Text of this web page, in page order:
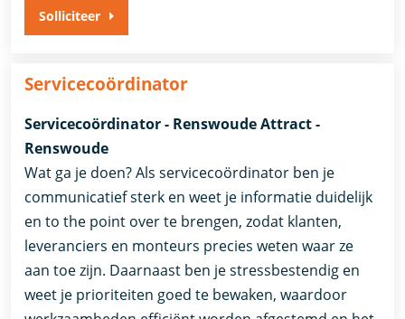
Solliciteer
Servicecoördinator
Servicecoördinator - Renswoude Attract -
Renswoude
Wat ga je doen? Als servicecoördinator ben je
communicatief sterk en weet je informatie duidelijk
en to the point over te brengen, zodat klanten,
leveranciers en monteurs precies weten waar ze
aan toe zijn. Daarnaast ben je stressbestendig en
weet je prioriteiten goed te bewaken, waardoor